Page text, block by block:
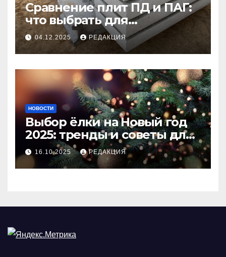
Сравнение плит ПД и ПАГ:
что выбрать для
долговечного и прочного
покрытия
04.12.2025 РЕДАКЦИЯ
НОВОСТИ
Выбор ёлки на Новый год
2025: тренды и советы для
идеального праздника
16.10.2025 РЕДАКЦИЯ